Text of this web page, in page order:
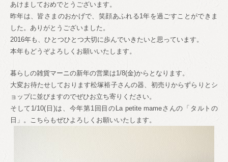
あけましておめでとうございます。
昨年は、皆さまのおかげで、笑顔あふれる1年を過ごすことができま
した。ありがとうございました。
2016年も、ひとつひとつ大切に歩んでいきたいと思っています。
本年もどうぞよろしくお願いいたします。
暮らしの雑貨マーニの新年の営業は1/8(金)からとなります。
大変お待たせしております松塚裕子さんの器、初売りからずらりとシ
ョップに並びますのでぜひお立ち寄りください。
そして1/10(日)は、今年第1回目のLa petite mameさんの「タルトの
日」。こちらもぜひよろしくお願いいたします。